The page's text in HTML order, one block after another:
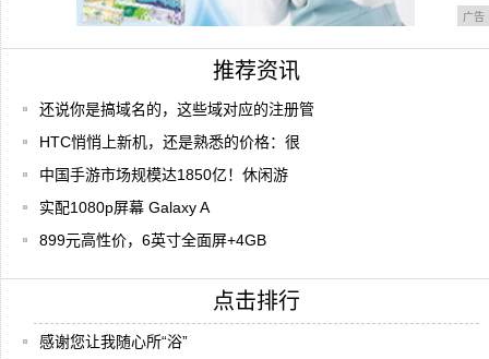
广告
推荐资讯
还说你是搞域名的，这些域对应的注册管
HTC悄悄上新机，还是熟悉的价格：很
中国手游市场规模达1850亿！休闲游
实配1080p屏幕 Galaxy A
899元高性价，6英寸全面屏+4GB
点击排行
感谢您让我随心所“浴”